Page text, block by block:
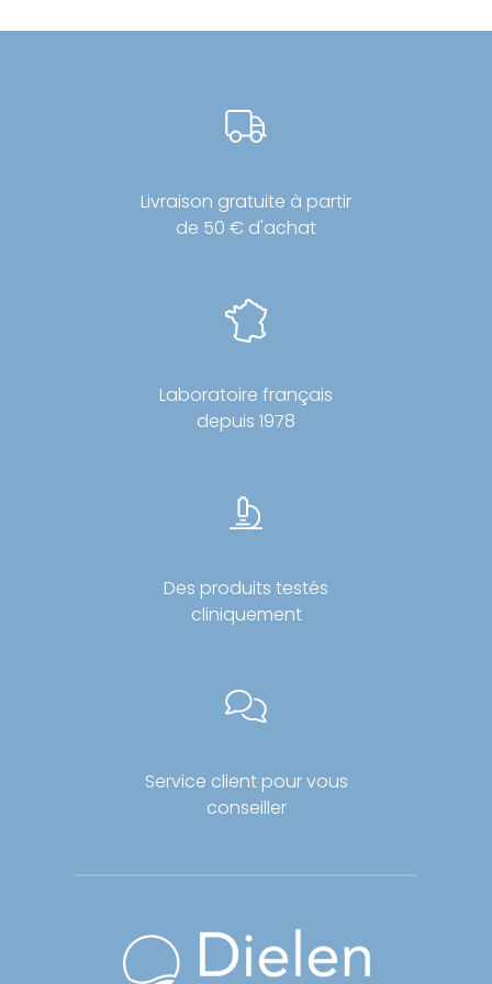
options
page
Livraison gratuite à partir
de 50 € d'achat
Laboratoire français
depuis 1978
Des produits testés
cliniquement
Service client pour vous
conseiller